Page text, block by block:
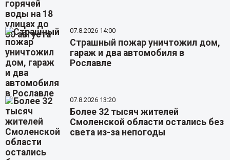
07.8.2026 14:00
Страшный пожар уничтожил дом,
гараж и два автомобиля в
Рославле
07.8.2026 13:20
Более 32 тысяч жителей
Смоленской области остались без
света из-за непогоды